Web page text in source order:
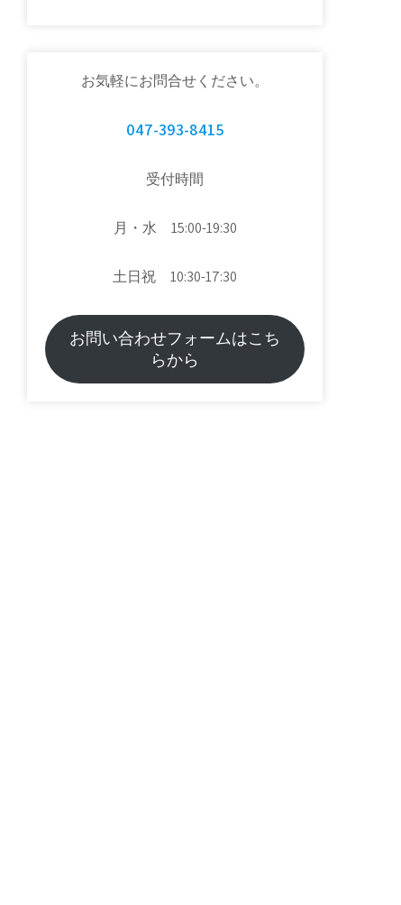
お気軽にお問合せください。
047-393-8415
受付時間
月・水 15:00-19:30
土日祝 10:30-17:30
お問い合わせフォームはこち
らから